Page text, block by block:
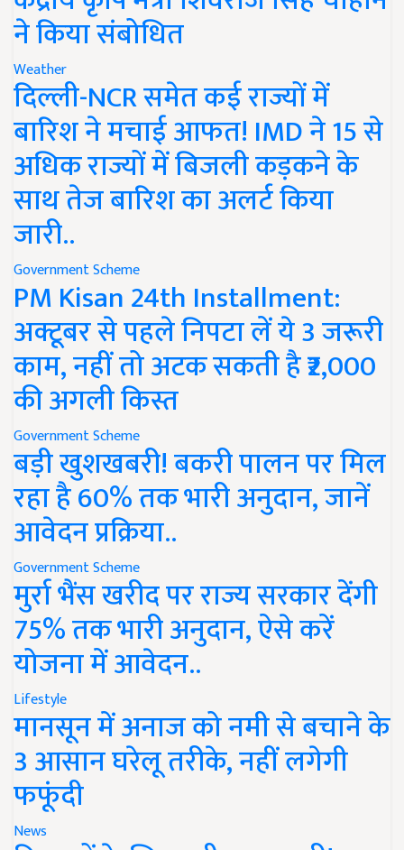
ने किया संबोधित
Weather
दिल्ली-NCR समेत कई राज्यों में
बारिश ने मचाई आफत! IMD ने 15 से
अधिक राज्यों में बिजली कड़कने के
साथ तेज बारिश का अलर्ट किया
जारी..
Government Scheme
PM Kisan 24th Installment:
अक्टूबर से पहले निपटा लें ये 3 जरूरी
काम, नहीं तो अटक सकती है ₹2,000
की अगली किस्त
Government Scheme
बड़ी खुशखबरी! बकरी पालन पर मिल
रहा है 60% तक भारी अनुदान, जानें
आवेदन प्रक्रिया..
Government Scheme
मुर्रा भैंस खरीद पर राज्य सरकार देंगी
75% तक भारी अनुदान, ऐसे करें
योजना में आवेदन..
Lifestyle
मानसून में अनाज को नमी से बचाने के
3 आसान घरेलू तरीके, नहीं लगेगी
फफूंदी
News